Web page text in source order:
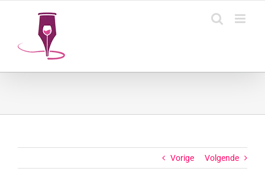
Vorige Volgende